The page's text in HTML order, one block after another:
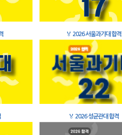
🏅 2026 서울과기대 합격
🏅 2026 성균관대 합격